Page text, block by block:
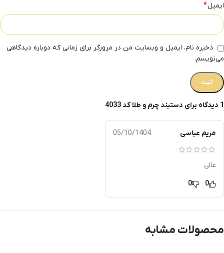
1 دیدگاه برای دستبند چرم و طلا کد 4033
مریم عباسی 05/10/1404
عالی
0
0
ایمیل*
ذخیره نام، ایمیل و وبسایت من در مرورگر برای زمانی که دوباره دیدگاهی
می‌نویسم.
محصولات مشابه